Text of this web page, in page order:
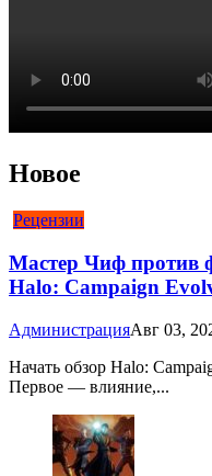
Новое
Рецензии
Мастер Чиф против
Halo: Campaign
АдминистрацияАвг 03,
Начать обзор Halo:
Первое — влияние,...